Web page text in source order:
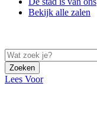
Bekijk alle zalen
Zoeken
Lees Voor